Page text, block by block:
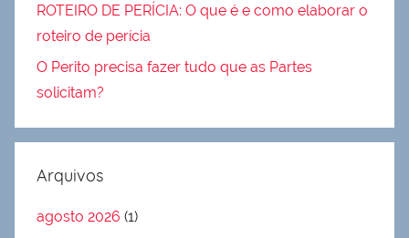
ROTEIRO DE PERÍCIA: O que é e como elaborar o
roteiro de perícia
O Perito precisa fazer tudo que as Partes
solicitam?
Arquivos
agosto 2026 (1)